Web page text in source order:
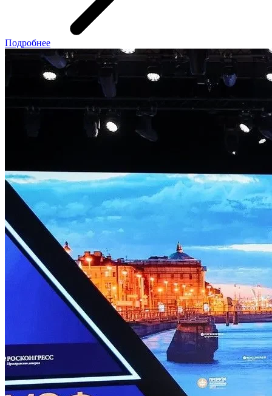
Подробнее